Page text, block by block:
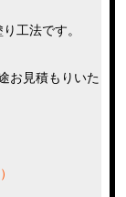
工法です。
お見積もりいた